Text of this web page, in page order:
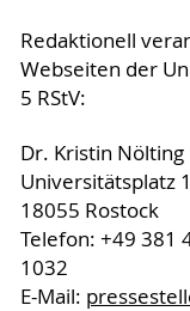
Redaktionell
Webseiten der
5 RStV:
Dr. Kristin Nölting
Universitätsplatz 1
18055 Rostock
Telefon: +49 381
1032
E-Mail: